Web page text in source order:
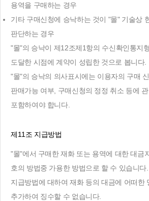
용역을 구매하는 경우
기타 구매신청에 승낙하는 것이 "몰" 기술상
판단하는 경우
"몰"의 승낙이 제12조제1항의 수신확인통지
도달한 시점에 계약이 성립한 것으로 봅니다.
"몰"의 승낙의 의사표시에는 이용자의 구매
판매가능 여부, 구매신청의 정정 취소 등에
포함하여야 합니다.
제11조 지급방법
"몰"에서 구매한 재화 또는 용역에 대한 대금
호의 방법중 가용한 방법으로 할 수 있습니다
지급방법에 대하여 재화 등의 대금에 어떠한
추가하여 징수할 수 없습니다.